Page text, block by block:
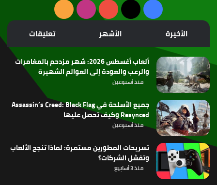
فيسبوك
‫X
‫YouTubeانستقرامملخص
الموقع
RSS
الأخيرة الأشهر تعليقات
ألعاب أغسطس 2026: شهر مزدحم بالمغامرات
والرعب والعودة إلى العوالم الشهيرة
منذ أسبوعين
جميع الأسلحة في Assassin’s Creed: Black Flag
Resynced وكيف تحصل عليها
منذ أسبوعين
تسريحات المطورين مستمرة: لماذا تنجح الألعاب
وتفشل الشركات؟
منذ 3 أسابيع